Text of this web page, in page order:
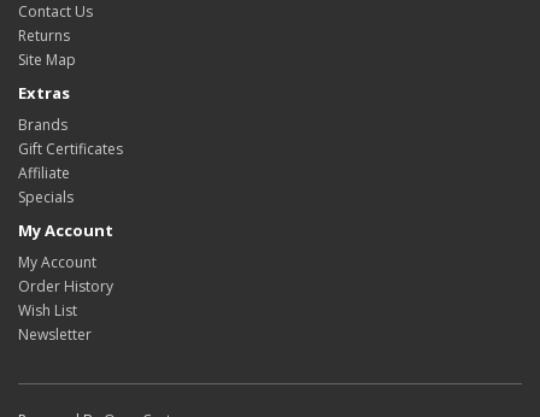
Contact Us
Returns
Site Map
Extras
Brands
Gift Certificates
Affiliate
Specials
My Account
My Account
Order History
Wish List
Newsletter